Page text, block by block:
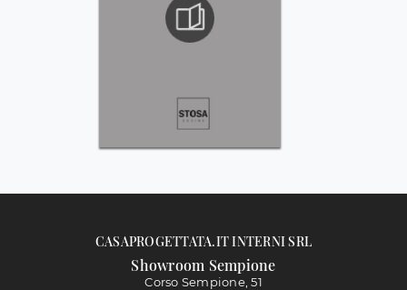
CASAPROGETTATA.IT INTERNI SRL
Showroom Sempione
Corso Sempione, 51